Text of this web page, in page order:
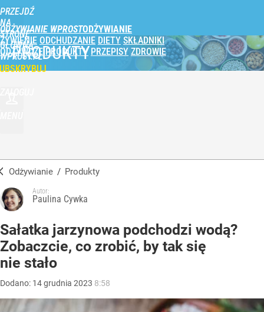
PRZEJDŹ
NA
STRONĘ
GŁÓWNĄ
WPROST.PL
ODŻYWIANIE WPROST
ŻYWIENIE ODCHUDZANIE DIETY SKŁADNIKI
ODŻYWCZE PRODUKTY PRZEPISY ZDROWIE
PRODUKTY
Odżywianie / Produkty
Autor:
Paulina Cywka
Sałatka jarzynowa podchodzi wodą?
Zobaczcie, co zrobić, by tak się
nie stało
Dodano: 14grudnia 2023 8:58